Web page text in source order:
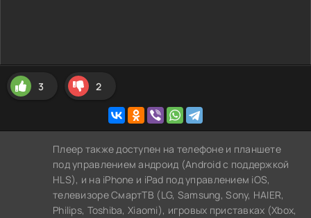
3 2
Плеер также доступен на телефоне и планшете
под управлением андроид (Android с поддержкой
HLS), и на iPhone и iPad под управлением iOS,
телевизоре СмартТВ (LG, Samsung, Sony, HAIER,
Philips, Toshiba, Xiaomi), игровых приставках (Xbox,